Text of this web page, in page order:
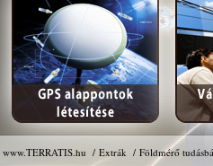
www.TERRATIS.hu / Extrák / Földmérő